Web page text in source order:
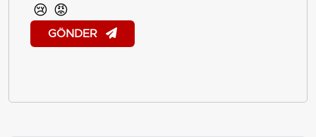
😢 😡
GÖNDER